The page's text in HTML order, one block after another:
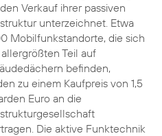
Verkauf ihrer passiven
unterzeichnet. Etwa
Mobilfunkstandorte, die sich
Teil auf
befinden,
zu einem Kaufpreis von 1,5
Euro an die
Die aktive Funktechnik